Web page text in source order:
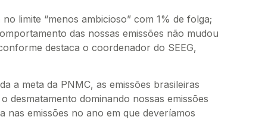
limite “menos ambicioso” com 1% de folga;
das nossas emissões não mudou
destaca o coordenador do SEEG,
a meta da PNMC, as emissões brasileiras
desmatamento dominando nossas emissões
nas emissões no ano em que deveríamos